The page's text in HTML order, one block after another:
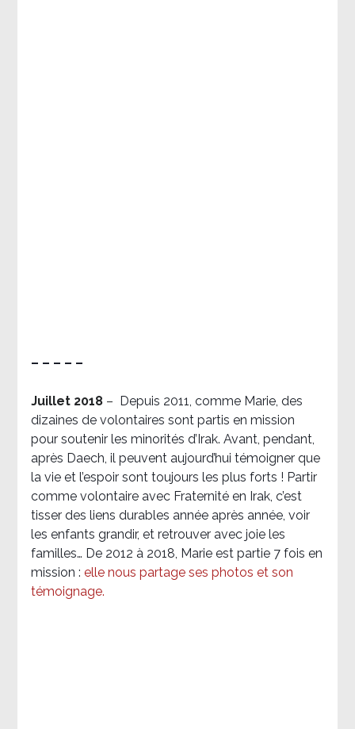
– – – – –
Juillet 2018 –
Depuis 2011, comme Marie, des
dizaines de volontaires sont partis en mission
pour soutenir les minorités d’Irak. Avant, pendant,
après Daech, il peuvent aujourd’hui témoigner que
la vie et l’espoir sont toujours les plus forts ! Partir
comme volontaire avec Fraternité en Irak, c’est
tisser des liens durables année après année, voir
les enfants grandir, et retrouver avec joie les
familles… De 2012 à 2018, Marie est partie 7 fois en
mission : elle nous partage ses photos et son
témoignage.